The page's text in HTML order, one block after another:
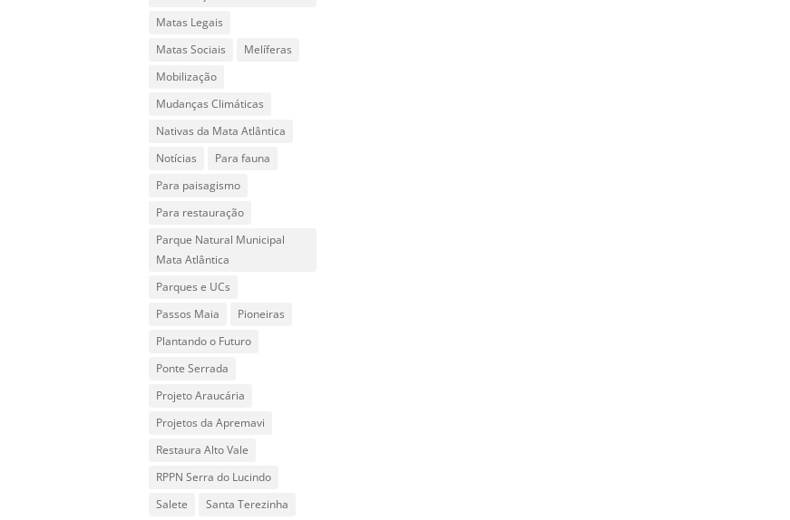
Matas Legais
Matas Sociais
Melíferas
Mobilização
Mudanças Climáticas
Nativas da Mata Atlântica
Notícias
Para fauna
Para paisagismo
Para restauração
Parque Natural Municipal
Mata Atlântica
Parques e UCs
Passos Maia
Pioneiras
Plantando o Futuro
Ponte Serrada
Projeto Araucária
Projetos da Apremavi
Restaura Alto Vale
RPPN Serra do Lucindo
Salete
Santa Terezinha